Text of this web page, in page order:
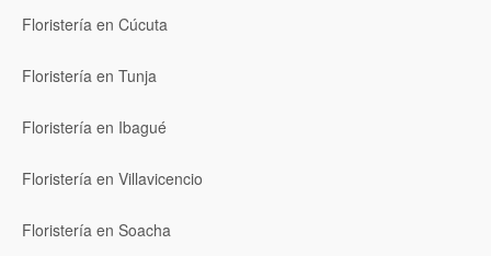
Floristería en Cúcuta
Floristería en Tunja
Floristería en Ibagué
Floristería en Villavicencio
Floristería en Soacha